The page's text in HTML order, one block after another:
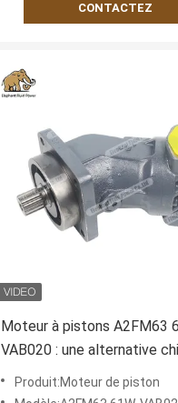
CONTACTEZ
Moteur à pistons A2FM63
VAB020 : une alternative
Solution de transmission
hydraulique haute
Produit:Moteur de piston